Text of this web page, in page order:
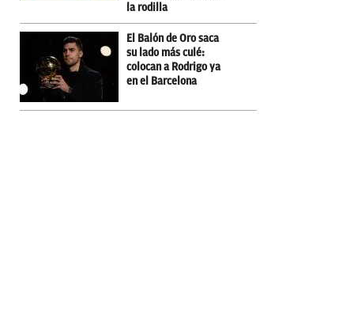
la rodilla
El Balón de Oro saca
su lado más culé:
colocan a Rodrigo ya
en el Barcelona